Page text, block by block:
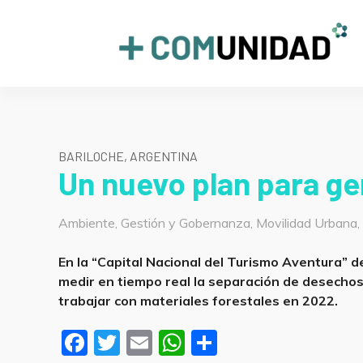
+COMUNIDAD
BARILOCHE, ARGENTINA
Un nuevo plan para
Categorías
Ambiente, Gestión y Gobernanza, Movilidad Urbana,
En la “Capital Nacional del Turismo
medir en tiempo real la separación de
trabajar con materiales forestales en 2022.
F
T
E
W